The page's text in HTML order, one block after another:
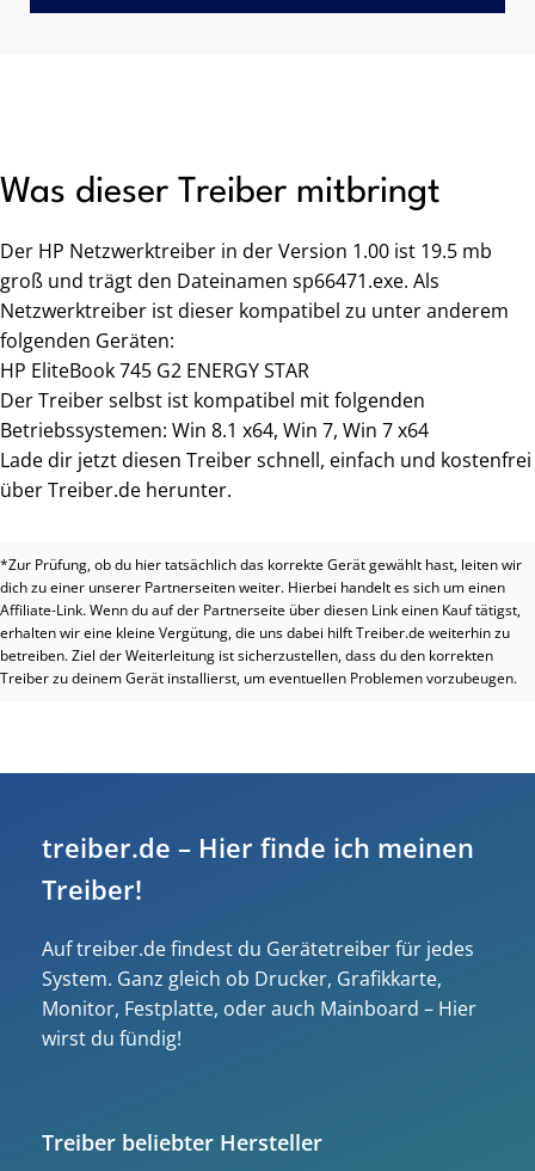
Was dieser Treiber mitbringt
Der HP Netzwerktreiber in der Version 1.00 ist 19.5 mb
groß und trägt den Dateinamen sp66471.exe. Als
Netzwerktreiber ist dieser kompatibel zu unter anderem
folgenden Geräten:
HP EliteBook 745 G2 ENERGY STAR
Der Treiber selbst ist kompatibel mit folgenden
Betriebssystemen: Win 8.1 x64, Win 7, Win 7 x64
Lade dir jetzt diesen Treiber schnell, einfach und kostenfrei
über Treiber.de herunter.
*Zur Prüfung, ob du hier tatsächlich das korrekte Gerät gewählt hast, leiten wir
dich zu einer unserer Partnerseiten weiter. Hierbei handelt es sich um einen
Affiliate-Link. Wenn du auf der Partnerseite über diesen Link einen Kauf tätigst,
erhalten wir eine kleine Vergütung, die uns dabei hilft Treiber.de weiterhin zu
betreiben. Ziel der Weiterleitung ist sicherzustellen, dass du den korrekten
Treiber zu deinem Gerät installierst, um eventuellen Problemen vorzubeugen.
treiber.de – Hier finde ich meinen
Treiber!
Auf treiber.de findest du Gerätetreiber für jedes
System. Ganz gleich ob Drucker, Grafikkarte,
Monitor, Festplatte, oder auch Mainboard – Hier
wirst du fündig!
Treiber beliebter Hersteller